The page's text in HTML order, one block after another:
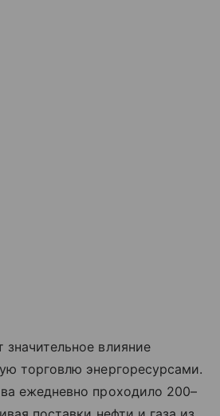
влияние
торговлю энергоресурсами.
ежедневно проходило 200–